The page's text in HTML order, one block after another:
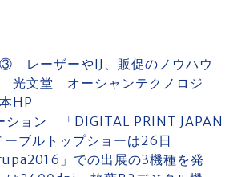
レーザーやIJ、販促のノウハウ
文堂 オーシャンテクノロジ
HP
ション 「DIGITAL PRINT JAPAN
ブルトップショーは26日
」での出展の3機種を発